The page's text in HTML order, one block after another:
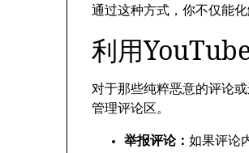
通过这种方式，你不仅能
利用
对于那些纯粹恶意的评论
管理评论区。
举报评论： 如果评论